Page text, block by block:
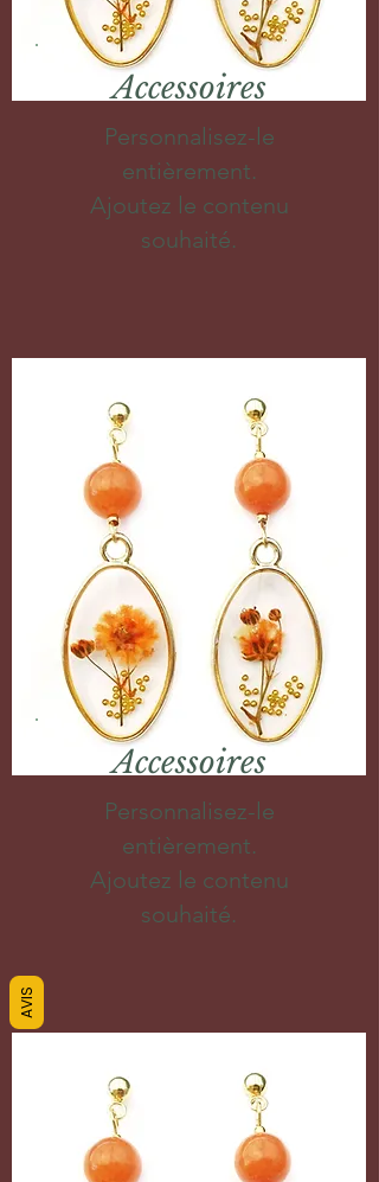
Accessoires
Personnalisez-le
entièrement.
Ajoutez le contenu
souhaité.
Accessoires
Personnalisez-le
entièrement.
Ajoutez le contenu
souhaité.
AVIS